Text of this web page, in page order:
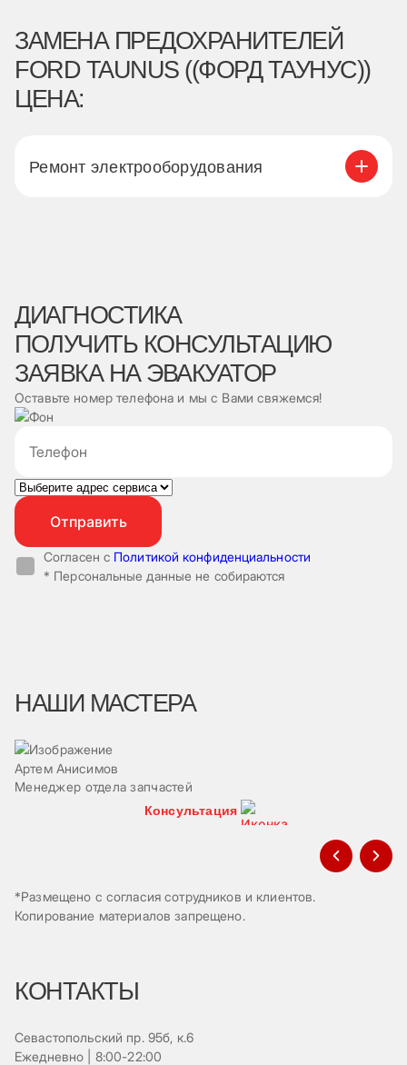
ЗАМЕНА ПРЕДОХРАНИТЕЛЕЙ
FORD TAUNUS ((ФОРД ТАУНУС))
ЦЕНА:
Ремонт электрооборудования
ДИАГНОСТИКА
ПОЛУЧИТЬ КОНСУЛЬТАЦИЮ
ЗАЯВКА НА ЭВАКУАТОР
Оставьте номер телефона и мы с Вами свяжемся!
Согласен с Политикой конфиденциальности
* Персональные данные не собираются
НАШИ МАСТЕРА
Артем Анисимов
Менеджер отдела запчастей
Консультация
*Размещено с согласия сотрудников и клиентов.
Копирование материалов запрещено.
КОНТАКТЫ
Севастопольский пр. 95б, к.6
Ежедневно | 8:00-22:00